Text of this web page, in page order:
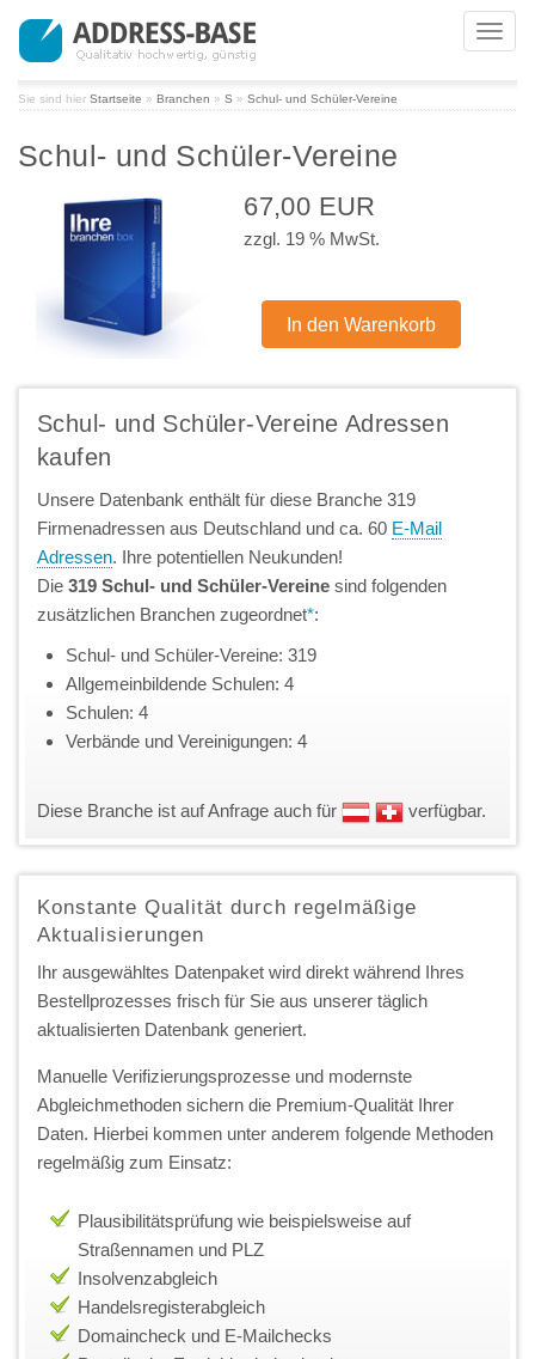
Sie sind hier Startseite » Branchen » S » Schul- und Schüler-Vereine
Schul- und Schüler-Vereine
67,00 EUR
zzgl. 19 % MwSt.
Schul- und Schüler-Vereine Adressen
kaufen
Unsere Datenbank enthält für diese Branche 319
Firmenadressen aus Deutschland und ca. 60 E-Mail
Adressen. Ihre potentiellen Neukunden!
Die 319 Schul- und Schüler-Vereine sind folgenden
zusätzlichen Branchen zugeordnet*:
Schul- und Schüler-Vereine: 319
Allgemeinbildende Schulen: 4
Schulen: 4
Verbände und Vereinigungen: 4
Diese Branche ist auf Anfrage auch für verfügbar.
Konstante Qualität durch regelmäßige
Aktualisierungen
Ihr ausgewähltes Datenpaket wird direkt während Ihres
Bestellprozesses frisch für Sie aus unserer täglich
aktualisierten Datenbank generiert.
Manuelle Verifizierungsprozesse und modernste
Abgleichmethoden sichern die Premium-Qualität Ihrer
Daten. Hierbei kommen unter anderem folgende Methoden
regelmäßig zum Einsatz:
Plausibilitätsprüfung wie beispielsweise auf
Straßennamen und PLZ
Insolvenzabgleich
Handelsregisterabgleich
Domaincheck und E-Mailchecks